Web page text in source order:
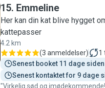
15. Emmeline
Her kan din kat blive hygget
kattepasser
4.2 km
(3 anmeldelser) 1
Senest booket 11 dage siden
Senest kontaktet for 9 dage
"Virkelig sød og